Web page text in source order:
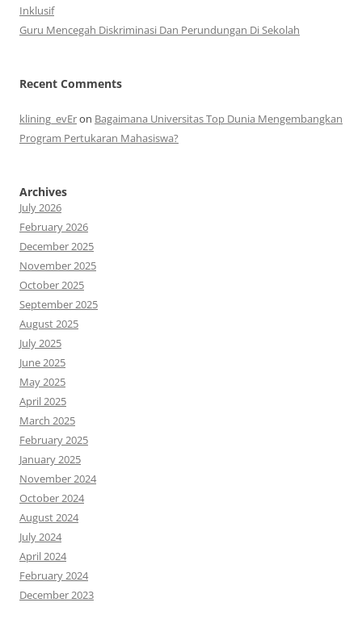
Inklusif
Guru Mencegah Diskriminasi Dan Perundungan Di Sekolah
Recent Comments
klining_evEron Bagaimana Universitas Top Dunia Mengembangkan
Program Pertukaran Mahasiswa?
Archives
July 2026
February 2026
December 2025
November 2025
October 2025
September 2025
August 2025
July 2025
June 2025
May 2025
April 2025
March 2025
February 2025
January 2025
November 2024
October 2024
August 2024
July 2024
April 2024
February 2024
December 2023